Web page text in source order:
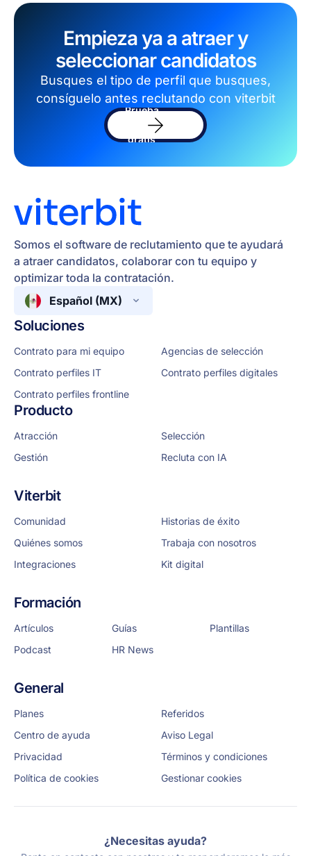
Empieza ya a atraer y
seleccionar candidatos
Busques el tipo de perfil que busques,
consíguelo antes reclutando con viterbit
Prueba
software
gratis
Somos el software de reclutamiento que te ayudará
a atraer candidatos, colaborar con tu equipo y
optimizar toda la contratación.
Español (MX)
Soluciones
Contrato para mi equipo
Agencias de selección
Contrato perfiles IT
Contrato perfiles digitales
Contrato perfiles frontline
Producto
Atracción
Selección
Gestión
Recluta con IA
Viterbit
Comunidad
Historias de éxito
Quiénes somos
Trabaja con nosotros
Integraciones
Kit digital
Formación
Artículos Guías
Plantillas
Podcast
HR News
General
Planes
Referidos
Centro de ayuda
Aviso Legal
Privacidad
Términos y condiciones
Política de cookies
Gestionar cookies
¿Necesitas ayuda?